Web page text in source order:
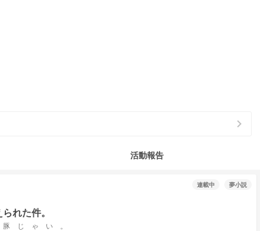
chevron_right
活動報告
連載中 夢小説
れた件。
じ ゃ い 。